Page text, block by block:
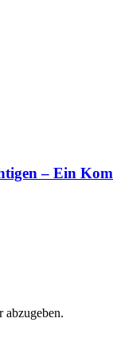
– Ein
abzugeben.